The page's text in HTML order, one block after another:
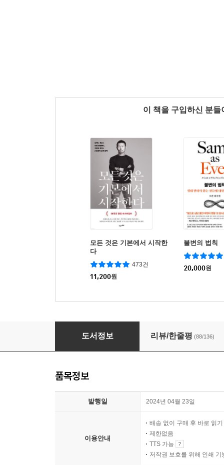
이 책을 구입하신 분
모든 것은 기본에서 시작한
다
473건
11,200원
불변의 법칙
20,000원
나는 읽고 쓰고 버린다
도서정보 리뷰/한줄평 (88/136)
품목정보
발행일 2024년 04월 23일
이용안내
배송 없이 구매 후 바로 읽기
제한없음
TTS 가능
저작권 보호를 위해 인쇄 기